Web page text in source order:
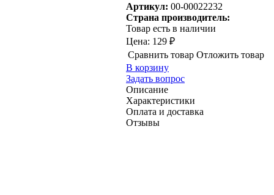
Артикул: 00-00022232
Страна производитель:
Товар есть в наличии
Цена: 129 ₽
Сравнить товар Отложить товар
В корзину
Задать вопрос
Описание
Характеристики
Оплата и доставка
Отзывы